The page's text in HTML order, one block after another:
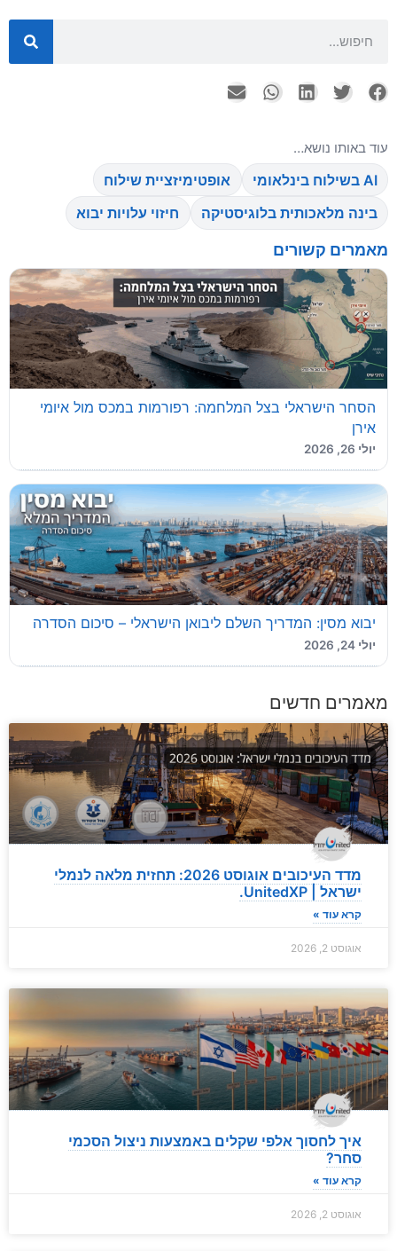
עוד באותו נושא…
AI בשילוח בינלאומי
אופטימיזציית שילוח
בינה מלאכותית בלוגיסטיקה
חיזוי עלויות יבוא
מאמרים קשורים
הסחר הישראלי בצל המלחמה: רפורמות במכס מול איומי
אירן
יולי 26, 2026
יבוא מסין: המדריך השלם ליבואן הישראלי – סיכום הסדרה
יולי 24, 2026
מאמרים חדשים
מדד העיכובים אוגוסט 2026: תחזית מלאה לנמלי
ישראל | UnitedXP.
קרא עוד »
אוגוסט 2, 2026
איך לחסוך אלפי שקלים באמצעות ניצול הסכמי
סחר?
קרא עוד »
אוגוסט 2, 2026